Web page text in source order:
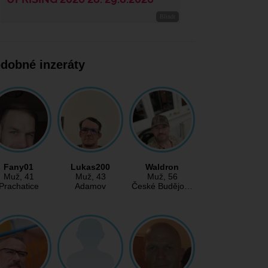
inzeráty
Fany01
Muž, 41
Lukas200
Muž, 43
Adamov
Waldron
Muž, 56
České Budějo…